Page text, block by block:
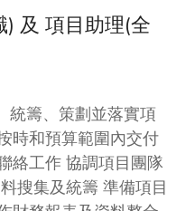
及 項目助理(全
統籌、策劃並落實項
時和預算範圍內交付
絡工作 協調項目團隊
搜集及統籌 準備項目